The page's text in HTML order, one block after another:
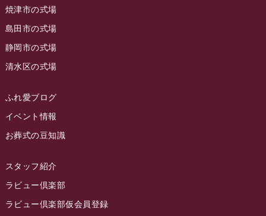
2023年6月
2023年5月
2023年4月
2023年3月
2023年2月
2023年1月
2022年12月
2022年9月
ラビュー清水飯田
ラビュー西焼津
ラビュー島田六合
ラビュー金谷
ラビュー藤枝本町
焼津市の式場
島田市の式場
静岡市の式場
清水区の式場
ふれ愛ブログ
イベント情報
お葬式の豆知識
スタッフ紹介
ラビュー倶楽部
ラビュー倶楽部仮会員登録